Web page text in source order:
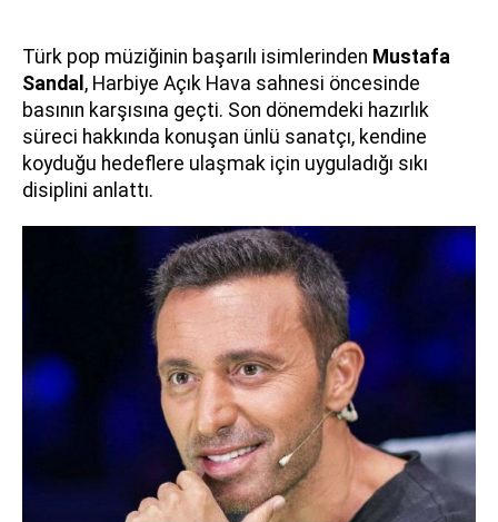
Türk pop müziğinin başarılı isimlerinden Mustafa
Sandal , Harbiye Açık Hava sahnesi öncesinde
basının karşısına geçti. Son dönemdeki hazırlık
süreci hakkında konuşan ünlü sanatçı, kendine
koyduğu hedeflere ulaşmak için uyguladığı sıkı
disiplini anlattı.